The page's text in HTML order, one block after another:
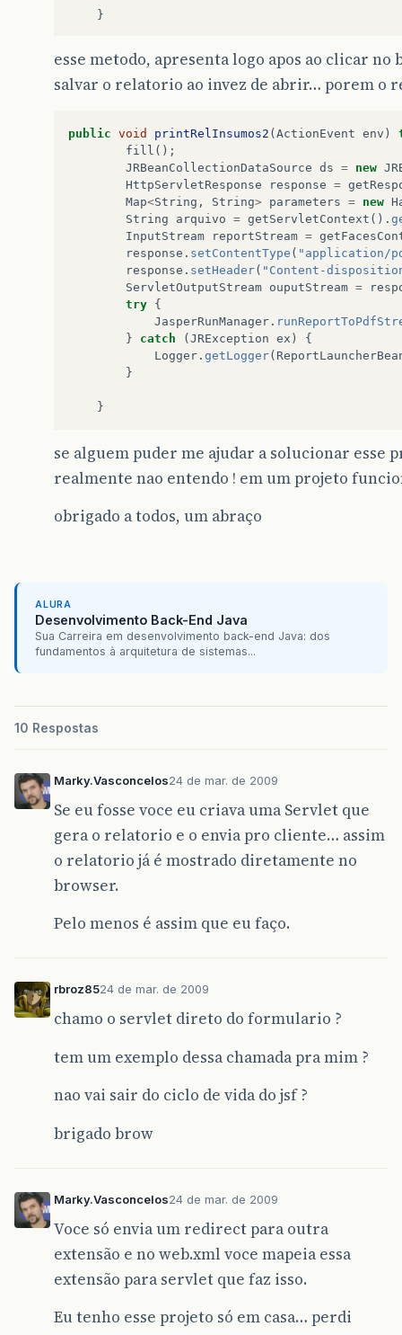
}
esse metodo, apresenta logo apos ao clicar
salvar o relatorio ao invez de abrir… porem o
public void printRelInsumos2 (ActionEvent env )
fill ();
JRBeanCollectionDataSource ds = new
HttpServletResponse
response =
Map<String , String> parameters = new
String
arquivo = getServletContext ().
InputStream
reportStream =
response . setContentType ( "application/
response . setHeader( "Content-
ServletOutputStream ouputStream =
try {
JasperRunManager .
}
catch (JRException ex )
{
Logger . getLogger(
}
}
se alguem puder me ajudar a solucionar esse
realmente nao entendo ! em um projeto
obrigado a todos, um abraço
ALURA
Desenvolvimento Back-End Java
Sua Carreira em desenvolvimento back-end Java: dos
fundamentos à arquitetura de sistemas...
10 Respostas
Marky.Vasconcelos24 de mar. de 2009
Se eu fosse voce eu criava uma Servlet que
gera o relatorio e o envia pro cliente… assim
o relatorio já é mostrado diretamente no
browser.
Pelo menos é assim que eu faço.
rbroz8524 de mar. de 2009
chamo o servlet direto do formulario ?
tem um exemplo dessa chamada pra mim ?
nao vai sair do ciclo de vida do jsf ?
brigado brow
Marky.Vasconcelos24 de mar. de 2009
Voce só envia um redirect para outra
extensão e no web.xml voce mapeia essa
extensão para servlet que faz isso.
Eu tenho esse projeto só em casa… perdi